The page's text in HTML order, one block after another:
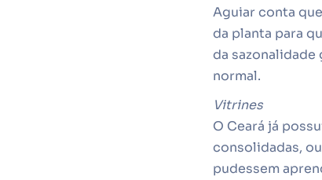
Aguiar conta
da planta para
da
normal.
Vitrines
O Ceará já
consolidadas,
pudessem